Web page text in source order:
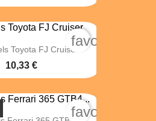
Toyota FJ Cruiser
10,33 €